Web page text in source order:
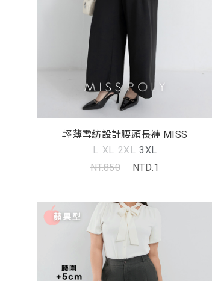
輕薄雪紡設計腰頭長褲 MISS
L XL 2XL 3XL
NT.850
NTD.1